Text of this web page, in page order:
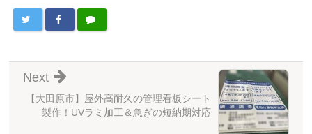
【大田原市】屋外高耐久の管理看板シート
製作！UVラミ加工＆急ぎの短納期対応
Next